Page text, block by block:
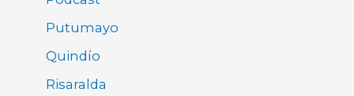
Putumayo
Quindío
Risaralda